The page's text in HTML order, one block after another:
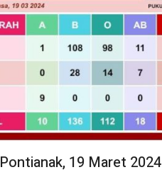
Pontianak, 19 Maret 2024